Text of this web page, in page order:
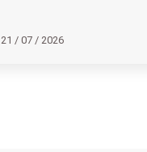
21 / 07 / 2026